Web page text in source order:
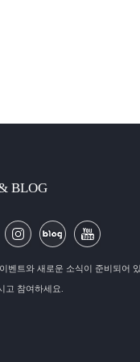
BLOG
벤트와 새로운 소식이 준비되어
고 참여하세요.